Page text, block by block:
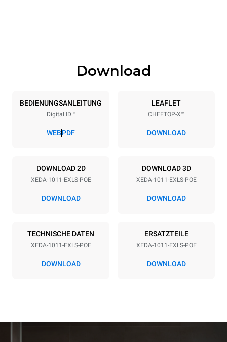
Spezifikationen der behälter
10 GN 1/1
Abstand zwischen den Schalen
380-415V 3N~ / 220-240V
3~
19,6 kW
50 / 60 Hz NICHT INBEGRIFFEN
die vom Ofen erzeugt
Download
BEDIENUNGSANLEITUNG
Digital.ID™
WEBPDF
LEAFLET
CHEFTOP-X™
DOWNLOAD
DOWNLOAD 2D
XEDA-1011-EXLS-POE
DOWNLOAD
DOWNLOAD 3D
XEDA-1011-EXLS-POE
DOWNLOAD
TECHNISCHE DATEN
XEDA-1011-EXLS-POE
DOWNLOAD
ERSATZTEILE
XEDA-1011-EXLS-POE
DOWNLOAD